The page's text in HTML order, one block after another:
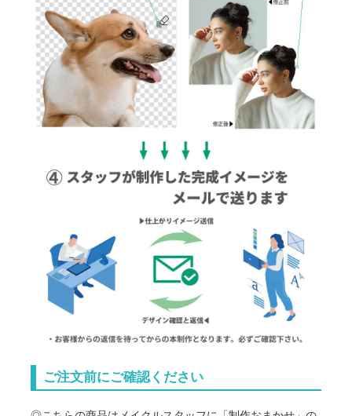
ご注文前にご確認ください